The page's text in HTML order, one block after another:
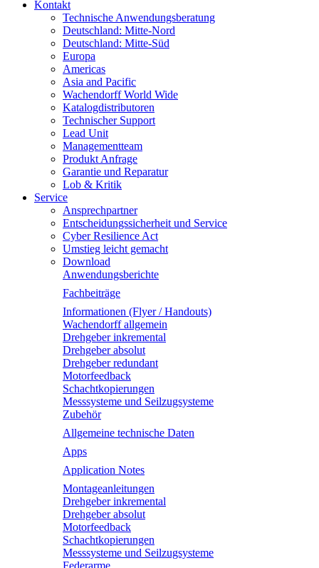
Kontakt
Technische Anwendungsberatung
Deutschland: Mitte-Nord
Deutschland: Mitte-Süd
Europa
Americas
Asia and Pacific
Wachendorff World Wide
Katalogdistributoren
Technischer Support
Lead Unit
Managementteam
Produkt Anfrage
Garantie und Reparatur
Lob & Kritik
Service
Ansprechpartner
Entscheidungssicherheit und Service
Cyber Resilience Act
Umstieg leicht gemacht
Download
Anwendungsberichte
Fachbeiträge
Informationen (Flyer / Handouts)
Wachendorff allgemein
Drehgeber inkremental
Drehgeber absolut
Drehgeber redundant
Motorfeedback
Schachtkopierungen
Messsysteme und Seilzugsysteme
Zubehör
Allgemeine technische Daten
Apps
Application Notes
Montageanleitungen
Drehgeber inkremental
Drehgeber absolut
Motorfeedback
Schachtkopierungen
Messsysteme und Seilzugsysteme
Federarme